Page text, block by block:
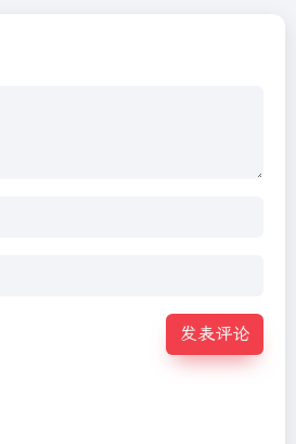
发表评论